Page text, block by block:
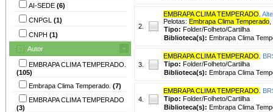
AI-SEDE (6)
CNPGL (1)
CNPH (1)
Autor
EMBRAPA CLIMA TEMPERADO.
(105)
Embrapa Clima Temperado. (7)
EMBRAPA CLIMA TEMPERADO
(3)
2.
EMBRAPA CLIMA TEMPERADO
Pelotas: Embrapa Clima Temperado
Tipo: Folder/Folheto/Cartilha
Biblioteca(s): Embrapa Clima
3.
EMBRAPA CLIMA TEMPERADO
Tipo: Folder/Folheto/Cartilha
Biblioteca(s): Embrapa Clima
4.
EMBRAPA CLIMA TEMPERADO
Tipo: Folder/Folheto/Cartilha
Biblioteca(s): Embrapa Clima